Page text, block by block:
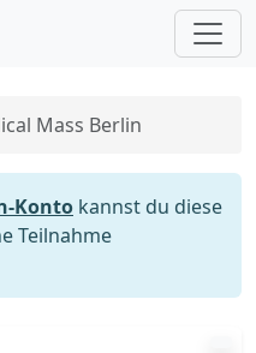
Mass Berlin
Konto kannst du diese
Teilnahme